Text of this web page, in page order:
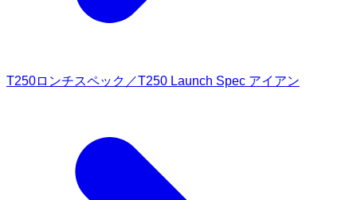
T250ロンチスペック／T250 Launch Spec アイアン